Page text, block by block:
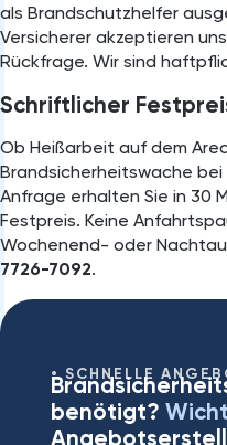
als Brandschutzhelfer
Versicherer akzeptieren
Rückfrage. Wir sind
Schriftlicher
Ob Heißarbeit auf dem
Brandsicherheitswache
Anfrage erhalten Sie in 30
Festpreis. Keine
Wochenend- oder
7726-7092.
SCHNELLE
benötigt?